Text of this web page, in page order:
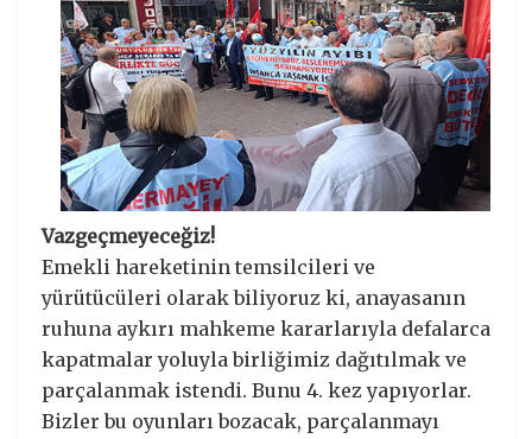
Vazgeçmeyeceğiz!
Emekli hareketinin temsilcileri ve
yürütücüleri olarak biliyoruz ki, anayasanın
ruhuna aykırı mahkeme kararlarıyla defalarca
kapatmalar yoluyla birliğimiz dağıtılmak ve
parçalanmak istendi. Bunu 4. kez yapıyorlar.
Bizler bu oyunları bozacak, parçalanmayı